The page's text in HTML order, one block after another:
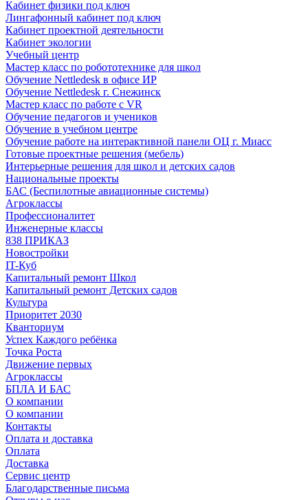
Кабинет физики под ключ
Лингафонный кабинет под ключ
Кабинет проектной деятельности
Кабинет экологии
Учебный центр
Мастер класс по робототехнике для школ
Обучение Nettledesk в офисе ИР
Обучение Nettledesk г. Снежинск
Мастер класс по работе с VR
Обучение педагогов и учеников
Обучение в учебном центре
Обучение работе на интерактивной панели ОЦ г. Миасс
Готовые проектные решения (мебель)
Интерьерные решения для школ и детских садов
Национальные проекты
БАС (Беспилотные авиационные системы)
Агроклассы
Профессионалитет
Инженерные классы
838 ПРИКАЗ
Новостройки
IT-Куб
Капитальный ремонт Школ
Капитальный ремонт Детских садов
Культура
Приоритет 2030
Кванториум
Успех Каждого ребёнка
Точка Роста
Движение первых
Агроклассы
БПЛА И БАС
О компании
О компании
Контакты
Оплата и доставка
Оплата
Доставка
Сервис центр
Благодарственные письма